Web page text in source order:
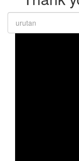
urutan